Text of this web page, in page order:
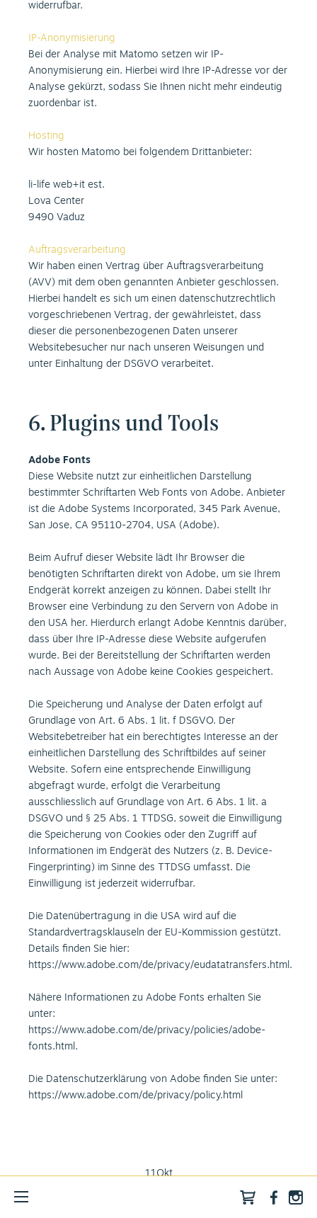
widerrufbar.
IP-Anonymisierung
Bei der Analyse mit Matomo setzen wir IP-
Anonymisierung ein. Hierbei wird Ihre IP-Adresse vor der
Analyse gekürzt, sodass Sie Ihnen nicht mehr eindeutig
zuordenbar ist.
Hosting
Wir hosten Matomo bei folgendem Drittanbieter:
li-life web+it est.
Lova Center
9490 Vaduz
Auftragsverarbeitung
Wir haben einen Vertrag über Auftragsverarbeitung
(AVV) mit dem oben genannten Anbieter geschlossen.
Hierbei handelt es sich um einen datenschutzrechtlich
vorgeschriebenen Vertrag, der gewährleistet, dass
dieser die personenbezogenen Daten unserer
Websitebesucher nur nach unseren Weisungen und
unter Einhaltung der DSGVO verarbeitet.
6. Plugins und Tools
Adobe Fonts
Diese Website nutzt zur einheitlichen Darstellung
bestimmter Schriftarten Web Fonts von Adobe. Anbieter
ist die Adobe Systems Incorporated, 345 Park Avenue,
San Jose, CA 95110-2704, USA (Adobe).
Beim Aufruf dieser Website lädt Ihr Browser die
benötigten Schriftarten direkt von Adobe, um sie Ihrem
Endgerät korrekt anzeigen zu können. Dabei stellt Ihr
Browser eine Verbindung zu den Servern von Adobe in
den USA her. Hierdurch erlangt Adobe Kenntnis darüber,
dass über Ihre IP-Adresse diese Website aufgerufen
wurde. Bei der Bereitstellung der Schriftarten werden
nach Aussage von Adobe keine Cookies gespeichert.
Die Speicherung und Analyse der Daten erfolgt auf
Grundlage von Art. 6 Abs. 1 lit. f DSGVO. Der
Websitebetreiber hat ein berechtigtes Interesse an der
einheitlichen Darstellung des Schriftbildes auf seiner
Website. Sofern eine entsprechende Einwilligung
abgefragt wurde, erfolgt die Verarbeitung
ausschliesslich auf Grundlage von Art. 6 Abs. 1 lit. a
DSGVO und § 25 Abs. 1 TTDSG, soweit die Einwilligung
die Speicherung von Cookies oder den Zugriff auf
Informationen im Endgerät des Nutzers (z. B. Device-
Fingerprinting) im Sinne des TTDSG umfasst. Die
Einwilligung ist jederzeit widerrufbar.
Die Datenübertragung in die USA wird auf die
Standardvertragsklauseln der EU-Kommission gestützt.
Details finden Sie hier:
https://www.adobe.com/de/privacy/eudatatransfers.html .
Nähere Informationen zu Adobe Fonts erhalten Sie
unter:
https://www.adobe.com/de/privacy/policies/adobe-
fonts.html .
Die Datenschutzerklärung von Adobe finden Sie unter:
https://www.adobe.com/de/privacy/policy.html
11Okt